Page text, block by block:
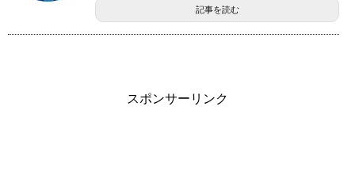
記事を読む
スポンサーリンク